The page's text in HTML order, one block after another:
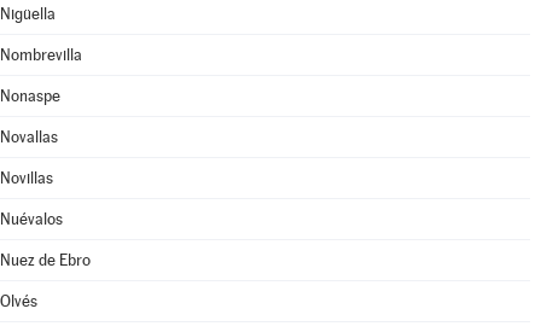
Nigüella
Nombrevilla
Nonaspe
Novallas
Novillas
Nuévalos
Nuez de Ebro
Olvés